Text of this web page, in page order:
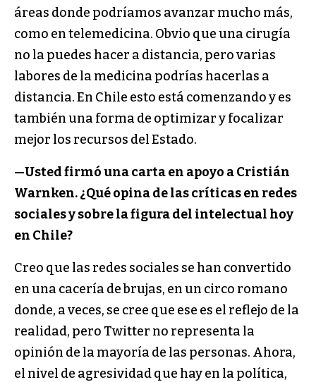
áreas donde podríamos avanzar mucho más,
como en telemedicina. Obvio que una cirugía
no la puedes hacer a distancia, pero varias
labores de la medicina podrías hacerlas a
distancia. En Chile esto está comenzando y es
también una forma de optimizar y focalizar
mejor los recursos del Estado.
—Usted firmó una carta en apoyo a Cristián
Warnken. ¿Qué opina de las críticas en redes
sociales y sobre la figura del intelectual hoy
en Chile?
Creo que las redes sociales se han convertido
en una cacería de brujas, en un circo romano
donde, a veces, se cree que ese es el reflejo de la
realidad, pero Twitter no representa la
opinión de la mayoría de las personas. Ahora,
el nivel de agresividad que hay en la política,